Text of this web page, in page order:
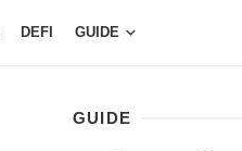
DEFI GUIDE
GUIDE